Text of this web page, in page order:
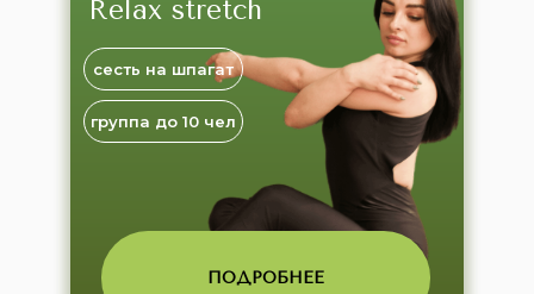
Relax stretch
ПОДРОБНЕЕ
сесть на шпагат
группа до 10 чел